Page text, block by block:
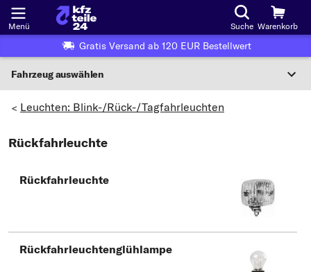
Menü Suche Warenkorb
Gratis Versand ab 120 EUR Bestellwert
Fahrzeug auswählen
Wo finde ich die?
Hersteller wählen
> Leuchten: Blink-/Rück-/Tagfahrleuchten
Rückfahrleuchte
Rückfahrleuchte
Rückfahrleuchtenglühlampe